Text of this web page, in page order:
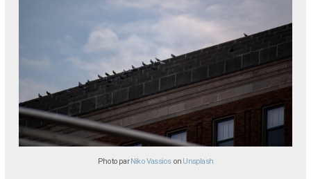
Photo parNiko Vassioson Unsplash